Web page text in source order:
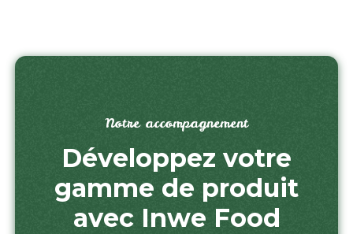
Notre accompagnement
Développez votre
gamme de produit
avec Inwe Food